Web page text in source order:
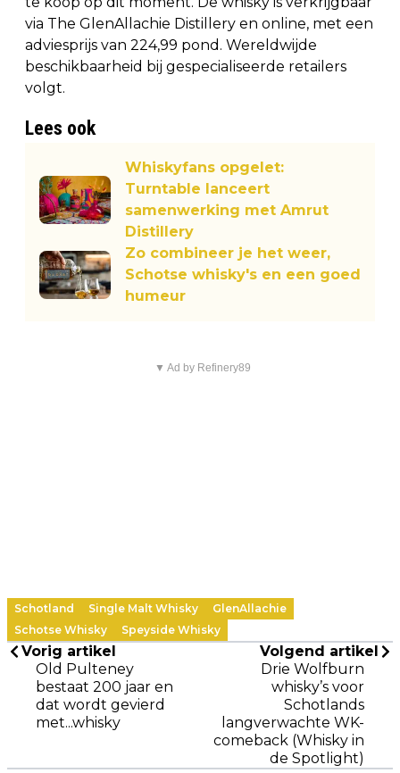
via The GlenAllachie Distillery en online, met een
adviesprijs van 224,99 pond. Wereldwijde
beschikbaarheid bij gespecialiseerde retailers
volgt.
Lees ook
Whiskyfans opgelet:
Turntable lanceert
samenwerking met Amrut
Distillery
Zo combineer je het weer,
Schotse whisky's en een goed
humeur
▼ Ad by Refinery89
Schotland Single Malt Whisky
GlenAllachie
Schotse Whisky
Speyside Whisky
Vorig artikel
Old Pulteney
bestaat 200 jaar en
dat wordt gevierd
met...whisky
Volgend artikel
Drie Wolfburn
whisky’s voor
Schotlands
langverwachte WK-
comeback (Whisky in
de Spotlight)